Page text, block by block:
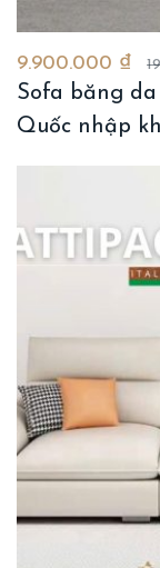
9.900.000 ₫
Sofa băng da
Quốc nhập